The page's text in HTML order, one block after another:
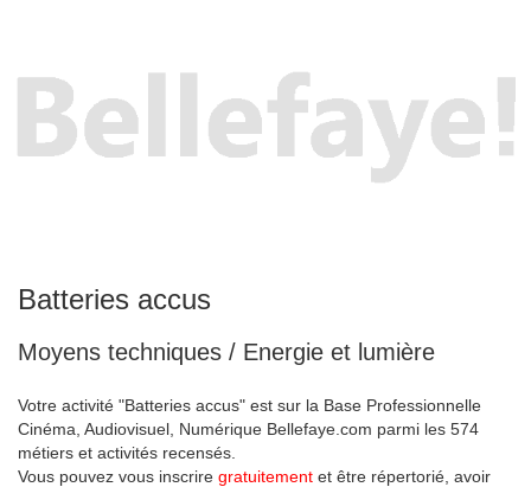
Batteries accus
Moyens techniques / Energie et lumière
Votre activité "Batteries accus" est sur la Base Professionnelle
Cinéma, Audiovisuel, Numérique Bellefaye.com parmi les 574
métiers et activités recensés.
Vous pouvez vous inscrire gratuitement et être répertorié, avoir